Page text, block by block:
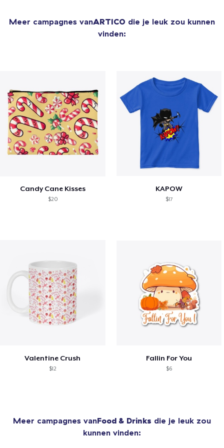
Meer campagnes vanARTICO die je leuk zou kunnen
vinden:
Candy Cane Kisses
$20
KAPOW
$17
Valentine Crush
$12
Fallin For You
$6
Meer campagnes vanFood & Drinks die je leuk zou
kunnen vinden: